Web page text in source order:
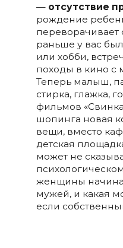
— отсутствие
рождение
переворачивает
раньше у вас
или хобби,
походы в кино с
Теперь малыш,
стирка, глажка,
фильмов
шопинга новая
вещи, вместо
детская
может не
женщины
мужей, и какая
если